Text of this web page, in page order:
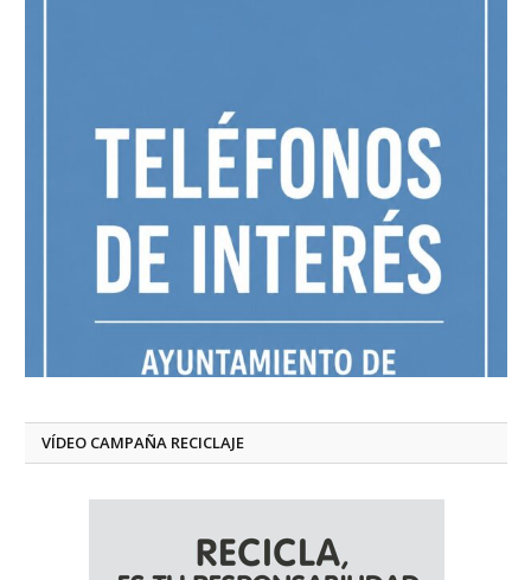
VÍDEO CAMPAÑA RECICLAJE